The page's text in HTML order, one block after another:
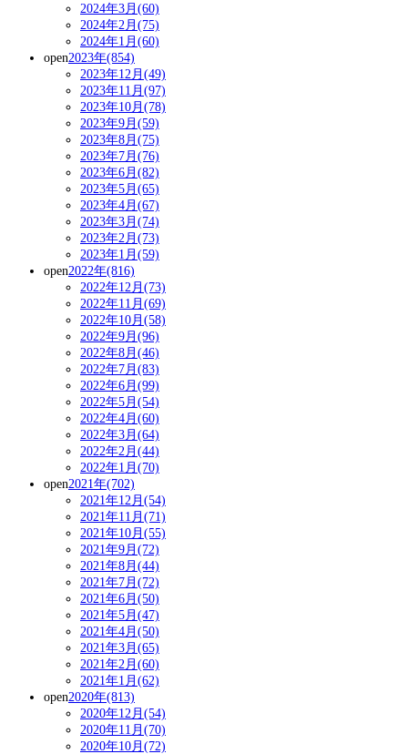
2024年3月(60)
2024年2月(75)
2024年1月(60)
open2023年(854)
2023年12月(49)
2023年11月(97)
2023年10月(78)
2023年9月(59)
2023年8月(75)
2023年7月(76)
2023年6月(82)
2023年5月(65)
2023年4月(67)
2023年3月(74)
2023年2月(73)
2023年1月(59)
open2022年(816)
2022年12月(73)
2022年11月(69)
2022年10月(58)
2022年9月(96)
2022年8月(46)
2022年7月(83)
2022年6月(99)
2022年5月(54)
2022年4月(60)
2022年3月(64)
2022年2月(44)
2022年1月(70)
open2021年(702)
2021年12月(54)
2021年11月(71)
2021年10月(55)
2021年9月(72)
2021年8月(44)
2021年7月(72)
2021年6月(50)
2021年5月(47)
2021年4月(50)
2021年3月(65)
2021年2月(60)
2021年1月(62)
open2020年(813)
2020年12月(54)
2020年11月(70)
2020年10月(72)